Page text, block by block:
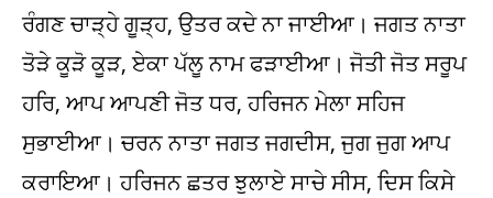
ਰੰਗਣ ਚਾੜ੍ਹੇ ਗੂੜ੍ਹ, ਉਤਰ ਕਦੇ ਨਾ ਜਾਈਆ। ਜਗਤ ਨਾਤਾ
ਤੋੜੇ ਕੂੜੋ ਕੂੜ, ਏਕਾ ਪੱਲੂ ਨਾਮ ਫੜਾਈਆ। ਜੋਤੀ ਜੋਤ ਸਰੂਪ
ਹਰਿ, ਆਪ ਆਪਣੀ ਜੋਤ ਧਰ, ਹਰਿਜਨ ਮੇਲਾ ਸਹਿਜ
ਸੁਭਾਈਆ। ਚਰਨ ਨਾਤਾ ਜਗਤ ਜਗਦੀਸ, ਜੁਗ ਜੁਗ ਆਪ
ਕਰਾਇਆ। ਹਰਿਜਨ ਛਤਰ ਝੁਲਾਏ ਸਾਚੇ ਸੀਸ, ਦਿਸ ਕਿਸੇ